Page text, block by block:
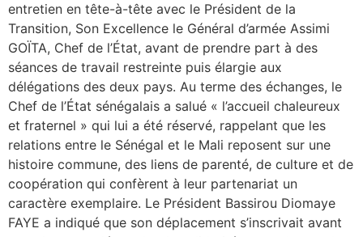
entretien en tête-à-tête avec le Président de la
Transition, Son Excellence le Général d’armée Assimi
GOÏTA, Chef de l’État, avant de prendre part à des
séances de travail restreinte puis élargie aux
délégations des deux pays. Au terme des échanges, le
Chef de l’État sénégalais a salué « l’accueil chaleureux
et fraternel » qui lui a été réservé, rappelant que les
relations entre le Sénégal et le Mali reposent sur une
histoire commune, des liens de parenté, de culture et de
coopération qui confèrent à leur partenariat un
caractère exemplaire. Le Président Bassirou Diomaye
FAYE a indiqué que son déplacement s’inscrivait avant